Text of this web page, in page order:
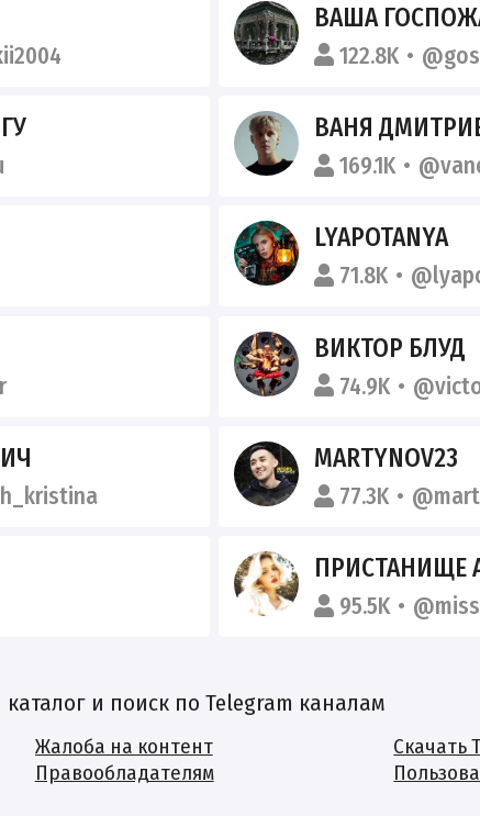
ВАША
122.8K
ВАНЯ
169.1K
LYAPOTANYA
71.8K
ВИКТОР БЛУД
74.9K
MARTYNOV23
77.3K
ПРИСТАНИЩЕ
95.5K
и поиск по Telegram каналам
Жалоба на контент
Правообладателям
Скачать